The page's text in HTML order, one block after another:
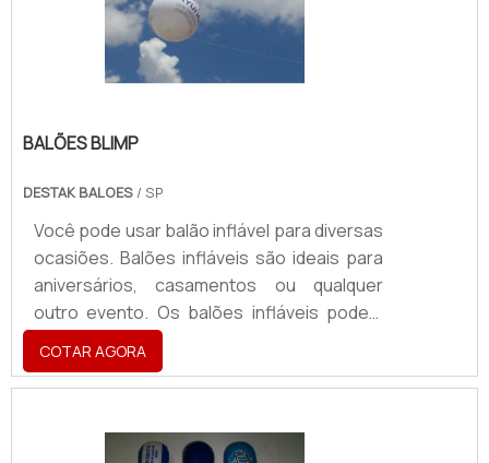
BALÕES BLIMP
DESTAK BALOES / SP
Você pode usar balão inflável para diversas
ocasiões. Balões infláveis são ideais para
aniversários, casamentos ou qualquer
outro evento. Os balões infláveis podem
ser usados para tornar o ambiente muito
mais alegre e vibrante, com seus modelos
divertidos e grandes formatos. Eles
campanhas publicitárias, em conjunto com
COTAR AGORA